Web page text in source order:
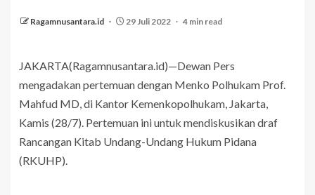
Ragamnusantara.id 29 Juli 2022 4 min read
JAKARTA(Ragamnusantara.id)—Dewan Pers
mengadakan pertemuan dengan Menko Polhukam Prof.
Mahfud MD, di Kantor Kemenkopolhukam, Jakarta,
Kamis (28/7). Pertemuan ini untuk mendiskusikan draf
Rancangan Kitab Undang-Undang Hukum Pidana
(RKUHP).